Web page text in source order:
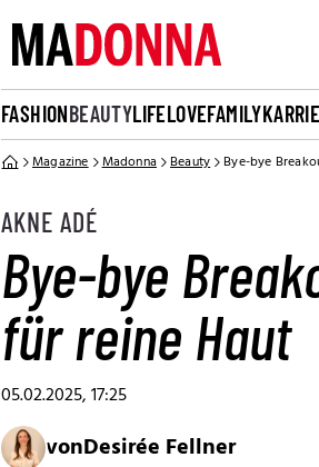
FASHIONBEAUTYLIFELOVEFAMILY
Magazine Madonna Beauty Bye-bye
AKNE ADÉ
Bye-bye
für reine Haut
05.02.2025, 17:25
vonDesirée Fellner